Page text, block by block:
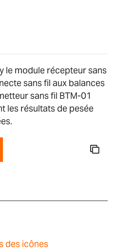
le module récepteur sans
sans fil aux balances
sans fil BTM-01
les résultats de pesée
des icônes